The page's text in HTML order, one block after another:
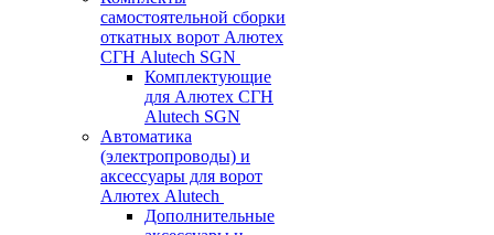
самостоятельной сборки
откатных ворот Алютех
СГН Alutech SGN
Комплектующие
для Алютех СГН
Alutech SGN
Автоматика
(электропроводы) и
аксессуары для ворот
Алютех Alutech
Дополнительные